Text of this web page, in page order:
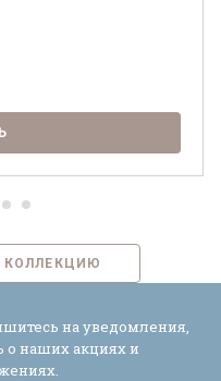
на уведомления,
о наших акциях и